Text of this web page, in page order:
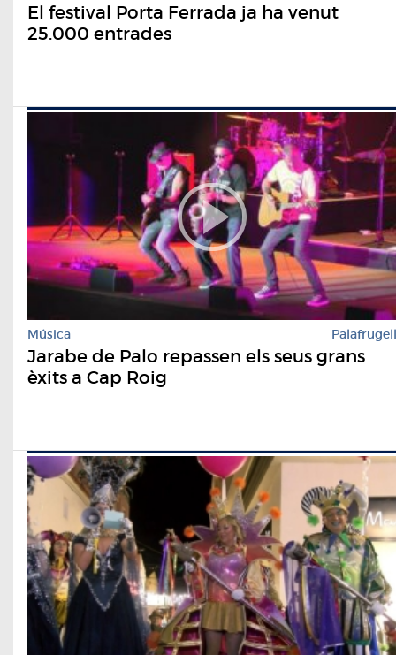
El festival Porta Ferrada ja ha venut
25.000 entrades
Música Palafrugell
Jarabe de Palo repassen els seus grans
èxits a Cap Roig